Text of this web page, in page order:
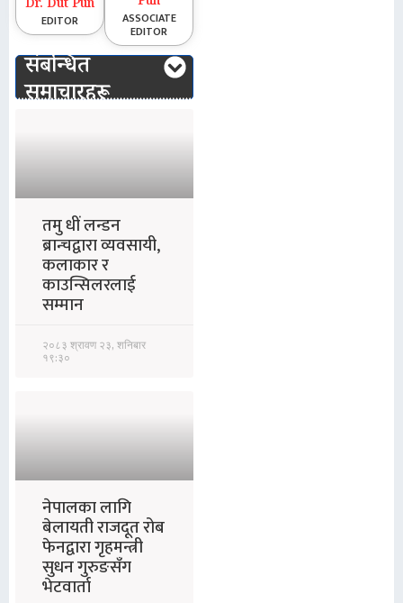
Dr. Dut Pun
EDITOR ASSOCIATE
EDITOR
संबन्धित
समाचारहरू
तमु धीं लन्डन
ब्रान्चद्वारा व्यवसायी,
कलाकार र
काउन्सिलरलाई
सम्मान
२०८३ श्रावण २३, शनिबार
१९:३०
नेपालका लागि
बेलायती राजदूत रोब
फेनद्वारा गृहमन्त्री
सुधन गुरुङसँग
भेटवार्ता